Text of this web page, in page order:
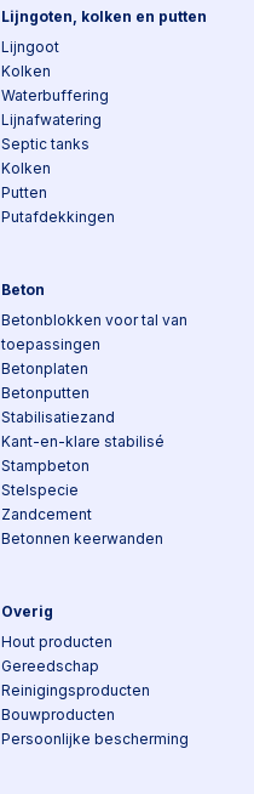
Lijngoten, kolken en putten
Lijngoot
Kolken
Waterbuffering
Lijnafwatering
Septic tanks
Kolken
Putten
Putafdekkingen
Beton
Betonblokken voor tal van
toepassingen
Betonplaten
Betonputten
Stabilisatiezand
Kant-en-klare stabilisé
Stampbeton
Stelspecie
Zandcement
Betonnen keerwanden
Overig
Hout producten
Gereedschap
Reinigingsproducten
Bouwproducten
Persoonlijke bescherming